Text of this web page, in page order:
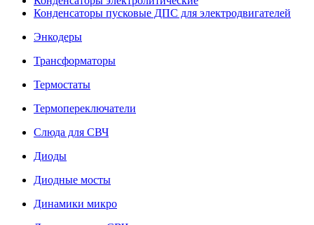
Конденсаторы пусковые ДПС для электродвигателей
Энкодеры
Трансформаторы
Термостаты
Термопереключатели
Слюда для СВЧ
Диоды
Диодные мосты
Динамики микро